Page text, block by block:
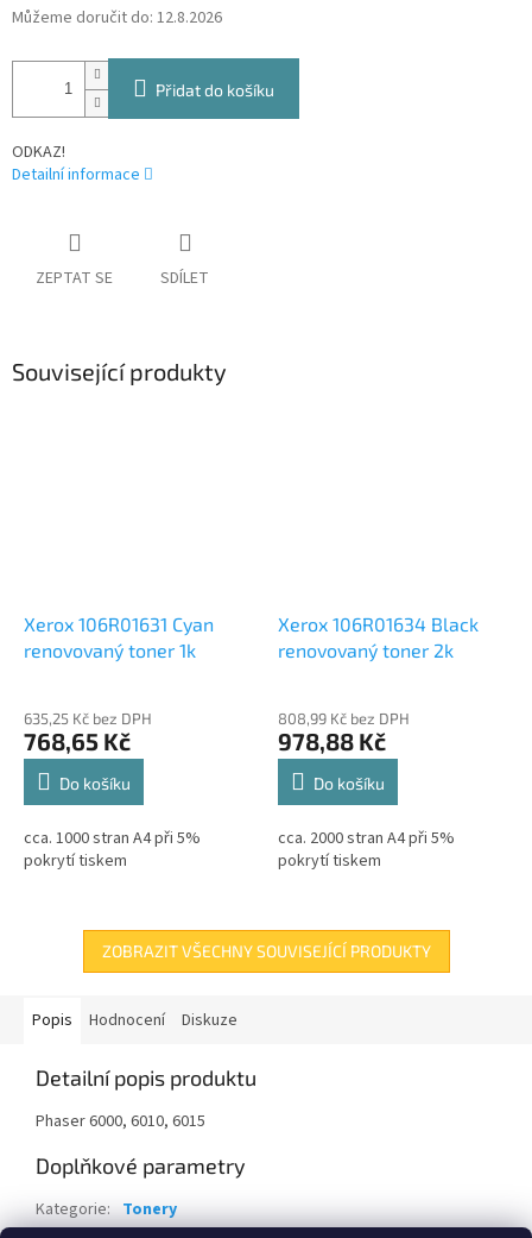
Můžeme doručit do: 12.8.2026
Přidat do košíku
ODKAZ!
Detailní informace
ZEPTAT SE SDÍLET
Související produkty
Xerox 106R01631 Cyan
renovovaný toner 1k
635,25 Kč bez DPH
768,65 Kč
Do košíku
cca. 1000 stran A4 při 5%
pokrytí tiskem
Xerox 106R01634 Black
renovovaný toner 2k
808,99 Kč bez DPH
978,88 Kč
Do košíku
cca. 2000 stran A4 při 5%
pokrytí tiskem
ZOBRAZIT VŠECHNY SOUVISEJÍCÍ PRODUKTY
Popis Hodnocení Diskuze
Detailní popis produktu
Phaser 6000, 6010, 6015
Doplňkové parametry
Kategorie: Tonery